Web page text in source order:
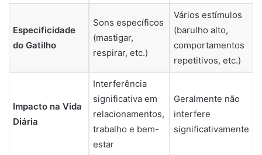
Especificidade
do Gatilho
Sons específicos
(mastigar,
respirar, etc.)
Vários estímulos
(barulho alto,
comportamentos
repetitivos, etc.)
Impacto na Vida
Diária
Interferência
significativa em
relacionamentos,
trabalho e bem-
estar
Geralmente não
interfere
significativamente